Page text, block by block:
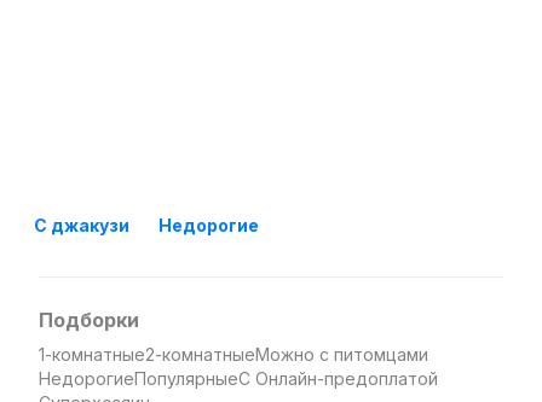
С джакузи Недорогие
Подборки
1-комнатные2-комнатныеМожно с питомцами
НедорогиеПопулярныеС Онлайн-предоплатой